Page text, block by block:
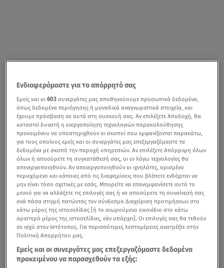
Ενδιαφερόμαστε για το απόρρητό σας
Εμείς και οι603 συνεργάτες μας αποθηκεύουμε προσωπικά δεδομένα,
όπως δεδομένα περιήγησης ή μοναδικά αναγνωριστικά στοιχεία, και
έχουμε πρόσβαση σε αυτά στη συσκευή σας. Αν επιλέξετε Αποδοχή, θα
καταστεί δυνατή η ενεργοποίηση τεχνολογιών παρακολούθησης
προκειμένου να υποστηριχθούν οι σκοποί που εμφανίζονται παρακάτω,
για τους οποίους εμείς και οι συνεργάτες μας επεξεργαζόμαστε τα
δεδομένα με σκοπό την παροχή υπηρεσιών. Αν επιλέξετε Απόρριψη όλων
όλων ή αποσύρετε τη συγκατάθεσή σας, οι εν λόγω τεχνολογίες θα
απενεργοποιηθούν. Αν απενεργοποιηθούν οι ιχνηλάτες, ορισμένο
περιεχόμενο και κάποιες από τις διαφημίσεις που βλέπετε ενδέχεται να
μην είναι τόσο σχετικές με εσάς. Μπορείτε να επανεμφανίσετε αυτό το
μενού για να αλλάξετε τις επιλογές σας ή να αποσύρετε τη συναίνεσή σας
ανά πάσα στιγμή πατώντας τον σύνδεσμο Διαχείριση προτιμήσεων στο
κάτω μέρος της ιστοσελίδας [ή το αιωρούμενο εικονίδιο στο κάτω
αριστερό μέρος της ιστοσελίδας, εάν υπάρχει]. Οι επιλογές σας θα τεθούν
σε ισχύ στον Ιστότοπος. Για περισσότερες λεπτομέρειες ανατρέξτε στην
Πολιτική Απορρήτου μας.
Εμείς και οι συνεργάτες μας επεξεργαζόμαστε δεδομένα
προκειμένου να παρασχεθούν τα εξής: